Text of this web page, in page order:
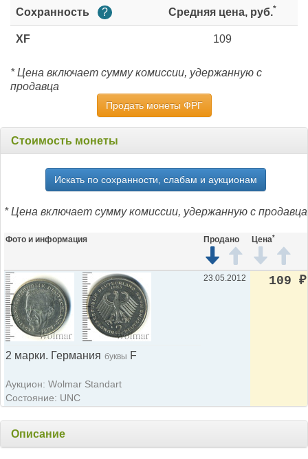
Сохранность ? Средняя цена, руб.*
XF 109
* Цена включает сумму комиссии, удержанную с
продавца
Продать монеты ФРГ
Стоимость монеты
Искать по сохранности, слабам и аукционам
* Цена включает сумму комиссии, удержанную с продавца
Фото и информация Продано Цена*
2 марки. Германия буквы F
Аукцион: Wolmar Standart
Состояние: UNC
23.05.2012 109 ₽
Описание